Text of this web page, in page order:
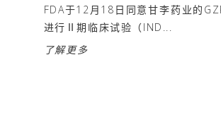
FDA于12月18日同意甘李药业的
进行Ⅱ期临床试验（IND...
了解更多